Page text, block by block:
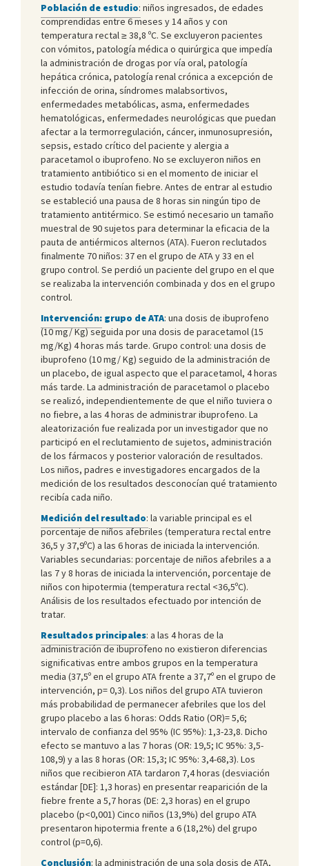
Población de estudio: niños ingresados, de edades
comprendidas entre 6 meses y 14 años y con
temperatura rectal ≥ 38,8 ºC. Se excluyeron pacientes
con vómitos, patología médica o quirúrgica que impedía
la administración de drogas por vía oral, patología
hepática crónica, patología renal crónica a excepción de
infección de orina, síndromes malabsortivos,
enfermedades metabólicas, asma, enfermedades
hematológicas, enfermedades neurológicas que puedan
afectar a la termorregulación, cáncer, inmunosupresión,
sepsis, estado crítico del paciente y alergia a
paracetamol o ibuprofeno. No se excluyeron niños en
tratamiento antibiótico si en el momento de iniciar el
estudio todavía tenían fiebre. Antes de entrar al estudio
se estableció una pausa de 8 horas sin ningún tipo de
tratamiento antitérmico. Se estimó necesario un tamaño
muestral de 90 sujetos para determinar la eficacia de la
pauta de antiérmicos alternos (ATA). Fueron reclutados
finalmente 70 niños: 37 en el grupo de ATA y 33 en el
grupo control. Se perdió un paciente del grupo en el que
se realizaba la intervención combinada y dos en el grupo
control.
Intervención: grupo de ATA: una dosis de ibuprofeno
(10 mg/ Kg) seguida por una dosis de paracetamol (15
mg/Kg) 4 horas más tarde. Grupo control: una dosis de
ibuprofeno (10 mg/ Kg) seguido de la administración de
un placebo, de igual aspecto que el paracetamol, 4 horas
más tarde. La administración de paracetamol o placebo
se realizó, independientemente de que el niño tuviera o
no fiebre, a las 4 horas de administrar ibuprofeno. La
aleatorización fue realizada por un investigador que no
participó en el reclutamiento de sujetos, administración
de los fármacos y posterior valoración de resultados.
Los niños, padres e investigadores encargados de la
medición de los resultados desconocían qué tratamiento
recibía cada niño.
Medición del resultado: la variable principal es el
porcentaje de niños afebriles (temperatura rectal entre
36,5 y 37,9ºC) a las 6 horas de iniciada la intervención.
Variables secundarias: porcentaje de niños afebriles a a
las 7 y 8 horas de iniciada la intervención, porcentaje de
niños con hipotermia (temperatura rectal <36,5ºC).
Análisis de los resultados efectuado por intención de
tratar.
Resultados principales: a las 4 horas de la
administración de ibuprofeno no existieron diferencias
significativas entre ambos grupos en la temperatura
media (37,5º en el grupo ATA frente a 37,7º en el grupo de
intervención, p= 0,3). Los niños del grupo ATA tuvieron
más probabilidad de permanecer afebriles que los del
grupo placebo a las 6 horas: Odds Ratio (OR)= 5,6;
intervalo de confianza del 95% (IC 95%): 1,3-23,8. Dicho
efecto se mantuvo a las 7 horas (OR: 19,5; IC 95%: 3,5-
108,9) y a las 8 horas (OR: 15,3; IC 95%: 3,4-68,3). Los
niños que recibieron ATA tardaron 7,4 horas (desviación
estándar [DE]: 1,3 horas) en presentar reaparición de la
fiebre frente a 5,7 horas (DE: 2,3 horas) en el grupo
placebo (p<0,001) Cinco niños (13,9%) del grupo ATA
presentaron hipotermia frente a 6 (18,2%) del grupo
control (p=0,6).
Conclusión: la administración de una sola dosis de ATA,